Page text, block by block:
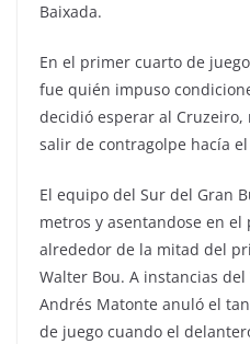
Baixada.
En el primer cuarto de
fue quién impuso
decidió esperar al
salir de contragolpe hacía el
El equipo del Sur del Gran
metros y asentandose en
alrededor de la mitad del
Walter Bou. A instancias
Andrés Matonte anuló el
de juego cuando el